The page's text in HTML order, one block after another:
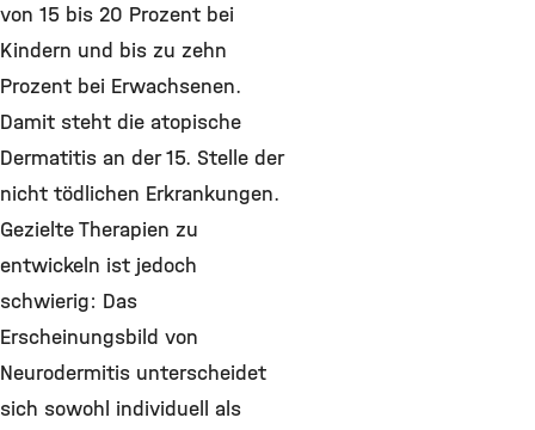
von 15 bis 20 Prozent bei
Kindern und bis zu zehn
Prozent bei Erwachsenen.
Damit steht die atopische
Dermatitis an der 15. Stelle der
nicht tödlichen Erkrankungen.
Gezielte Therapien zu
entwickeln ist jedoch
schwierig: Das
Erscheinungsbild von
Neurodermitis unterscheidet
sich sowohl individuell als